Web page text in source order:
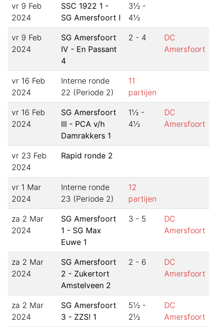
vr 9 Feb
2024
SSC 1922 1 -
SG Amersfoort I
3½ -
4½
vr 9 Feb
2024
SG Amersfoort
IV - En Passant
4
2 - 4
DC
Amersfoort
vr 16 Feb
2024
Interne ronde
22 (Periode 2)
11
partijen
vr 16 Feb
2024
SG Amersfoort
III - PCA v/h
Damrakkers 1
1½ -
4½
DC
Amersfoort
vr 23 Feb
2024
Rapid ronde 2
vr 1 Mar
2024
Interne ronde
23 (Periode 2)
12
partijen
za 2 Mar
2024
SG Amersfoort
1 - SG Max
Euwe 1
3 - 5
DC
Amersfoort
za 2 Mar
2024
SG Amersfoort
2 - Zukertort
Amstelveen 2
2 - 6
DC
Amersfoort
za 2 Mar
2024
SG Amersfoort
3 - ZZS! 1
5½ -
2½
DC
Amersfoort